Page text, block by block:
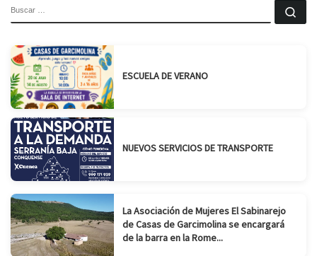
ESCUELA DE VERANO
NUEVOS SERVICIOS DE TRANSPORTE
La Asociación de Mujeres El Sabinarejo
de Casas de Garcimolina se encargará
de la barra en la Rome...